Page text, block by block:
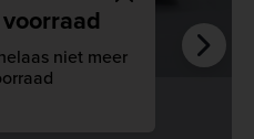
niet meer